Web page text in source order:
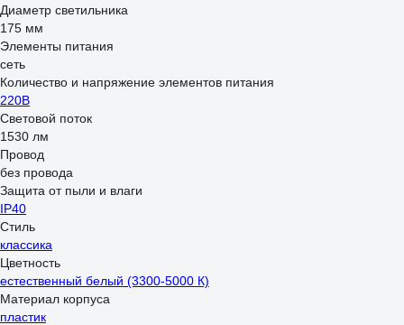
Диаметр светильника
175 мм
Элементы питания
сеть
Количество и напряжение элементов питания
220В
Световой поток
1530 лм
Провод
без провода
Защита от пыли и влаги
IP40
Стиль
классика
Цветность
естественный белый (3300-5000 К)
Материал корпуса
пластик